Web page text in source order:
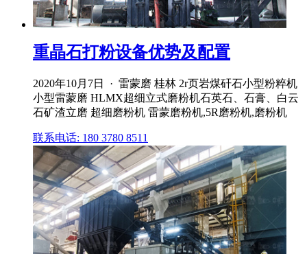
重晶石打粉设备优势及配置
2020年10月7日 · 雷蒙磨 桂林 2r页岩煤矸石小型粉粹机
小型雷蒙磨 HLMX超细立式磨粉机石英石、石膏、白云
石矿渣立磨 超细磨粉机 雷蒙磨粉机,5R磨粉机,磨粉机
联系电话: 180 3780 8511